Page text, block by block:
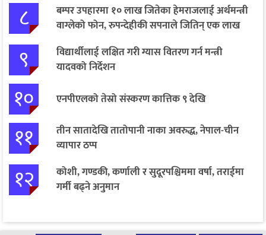
८
बम्पर उपहारमा १० लाख जितेका हेमराजलाई अर्थमन्त्री
वाग्लेको फोन, रुपन्देहीकी सपनाले जितिन् एक लाख
९
विद्यार्थीलाई लक्षित गरी ग्यास वितरण गर्न मन्त्री
यादवको निर्देशन
१० एनपीएलको तेस्रो संस्करण कात्तिक ९ देखि
११
तीन सातादेखि तातोपानी नाका अवरुद्ध, नेपाल-चीन
व्यापार ठप्प
१२
कोशी, गण्डकी, कर्णाली र सुदूरपश्चिममा वर्षा, तराईमा
गर्मी बढ्ने अनुमान